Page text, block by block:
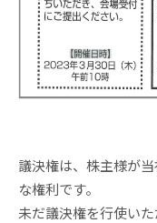
議決権は、株主様が
な権利です。
未だ議決権を行使い